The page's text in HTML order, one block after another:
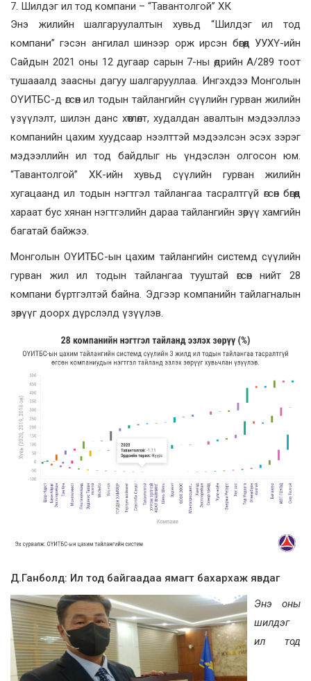
7. Шилдэг ил тод компани – “Тавантолгой” ХК
Энэ жилийн шалгаруулалтын хувьд “Шилдэг ил тод
компани” гэсэн ангилал шинээр орж ирсэн бөгөөд УУХҮ-ийн
Сайдын 2021 оны 12 дугаар сарын 7-ны өдрийн А/289 тоот
тушааалд заасны дагуу шалгарууллаа. Ингэхдээ Монголын
ОҮИТБС-д өгсөн ил тодын тайлангийн сүүлийн гурван жилийн
үзүүлэлт, шилэн данс хөтлөлт, худалдан авалтын мэдээллээ
компанийн цахим хуудсаар нээлттэй мэдээлсэн эсэх зэрэг
мэдээллийн ил тод байдлыг нь үндэслэн олгосон юм.
“Тавантолгой” ХК-ийн хувьд сүүлийн гурван жилийн
хугацаанд ил тодын нэгтгэл тайлангаа тасралтгүй өгсөн бөгөөд
хараат бус хянан нэгтгэлийн дараа тайлангийн зөрүү хамгийн
багатай байжээ.
Монголын ОҮИТБС-ын цахим тайлангийн системд сүүлийн
гурван жил ил тодын тайлангаа тууштай өгсөн нийт 28
компани бүртгэлтэй байна. Эдгээр компанийн тайлагналын
зөрүүг доорх дүрслэлд үзүүлэв.
Д.Ганболд: Ил тод байгаадаа ямагт бахархаж явдаг
Энэ оны
шилдэг
ил тод